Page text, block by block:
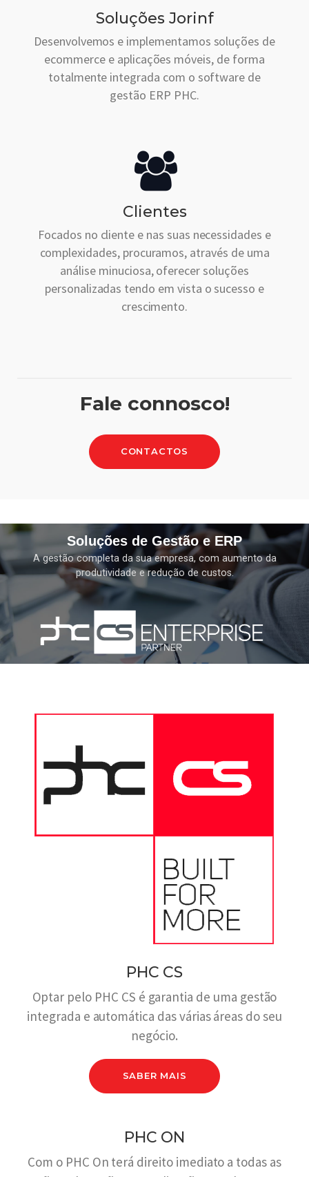
Soluções Jorinf
Desenvolvemos e implementamos soluções de
ecommerce e aplicações móveis, de forma
totalmente integrada com o software de
gestão ERP PHC.
Clientes
Focados no cliente e nas suas necessidades e
complexidades, procuramos, através de uma
análise minuciosa, oferecer soluções
personalizadas tendo em vista o sucesso e
crescimento.
Fale connosco!
CONTACTOS
Soluções de Gestão e ERP
A gestão completa da sua empresa, com aumento da
produtividade e redução de custos.
PHC CS
Optar pelo PHC CS é garantia de uma gestão
integrada e automática das várias áreas do seu
negócio.
SABER MAIS
PHC ON
Com o PHC On terá direito imediato a todas as